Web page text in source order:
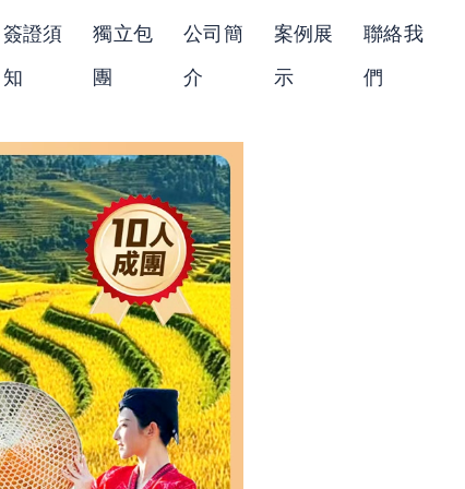
簽證須
知
獨立包
團
公司簡
介
案例展
示
聯絡我
們